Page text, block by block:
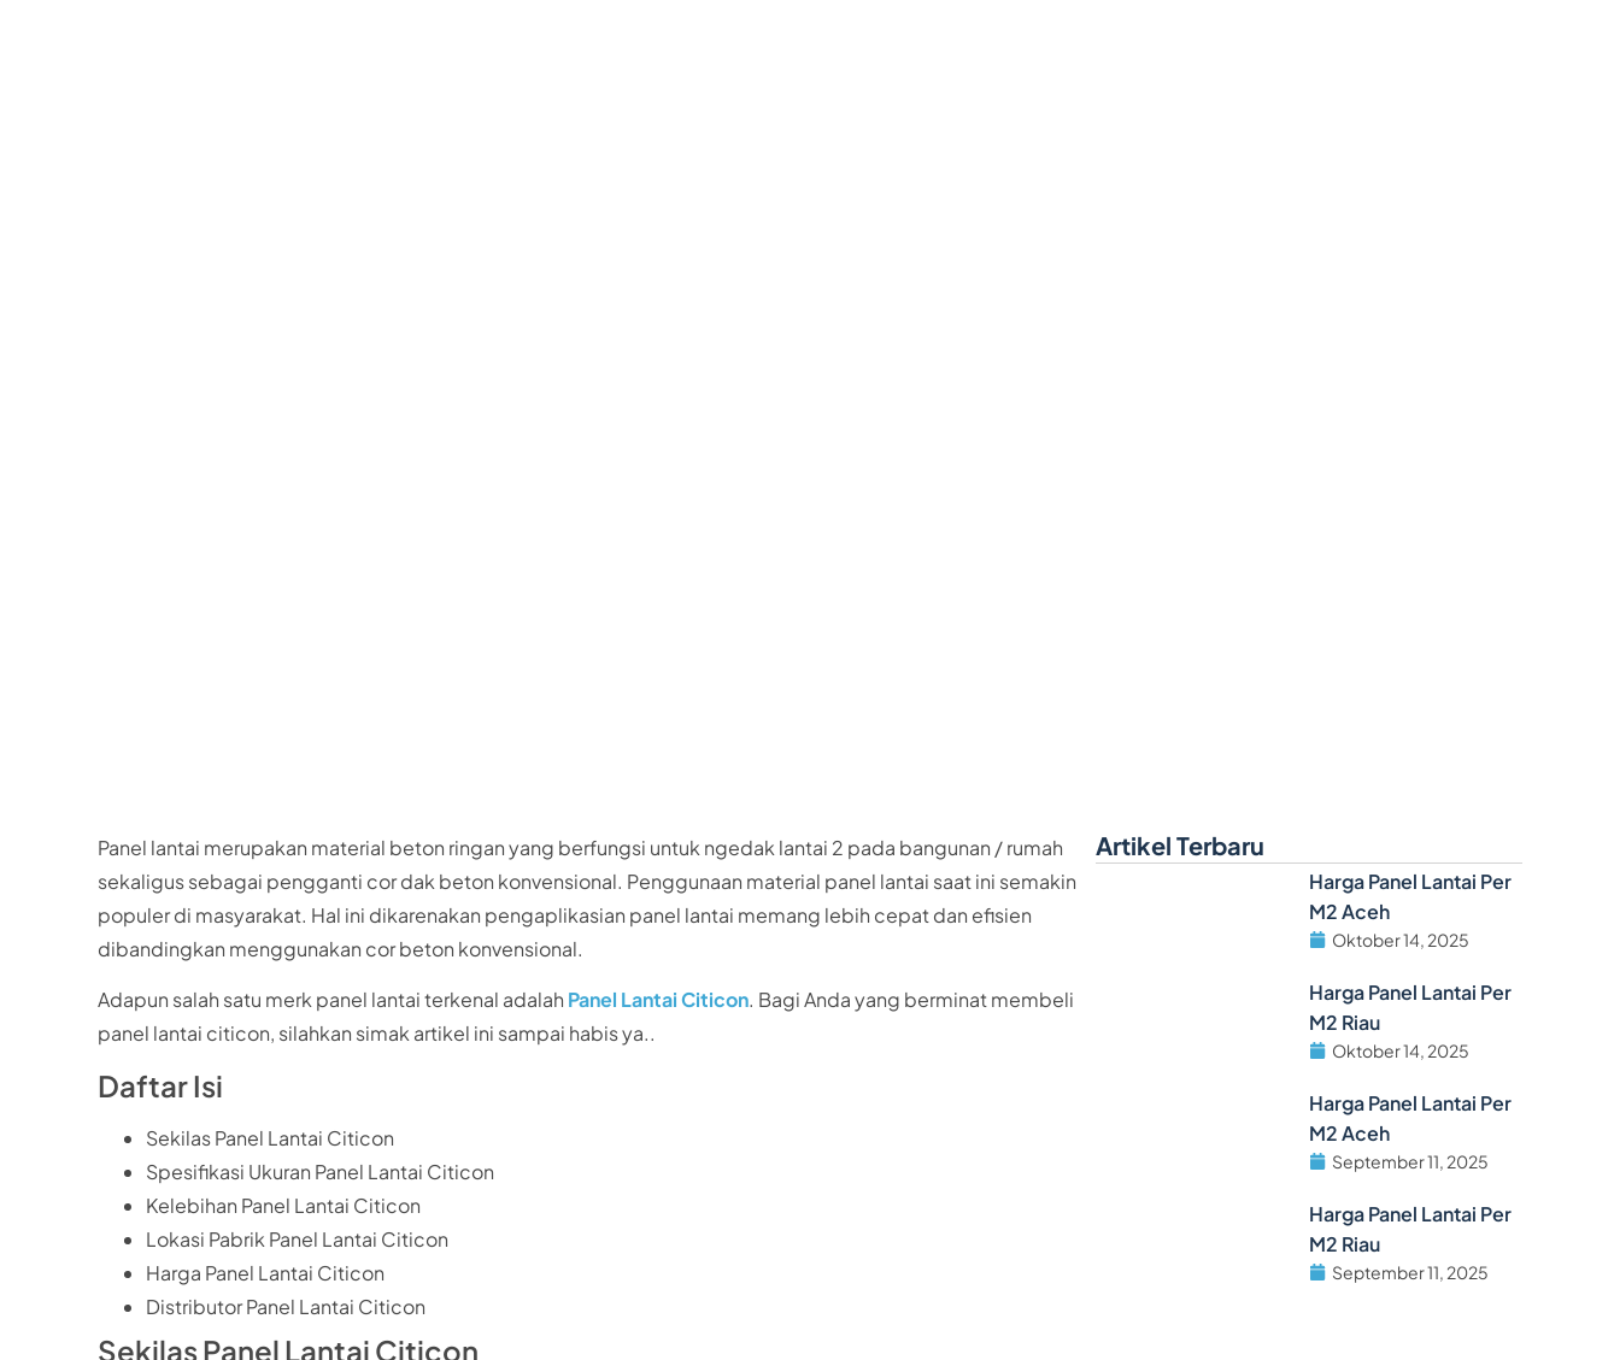
Panel lantai merupakan material beton ringan yang berfungsi untuk ngedak lantai 2 pada bangunan / rumah
sekaligus sebagai pengganti cor dak beton konvensional. Penggunaan material panel lantai saat ini semakin
populer di masyarakat. Hal ini dikarenakan pengaplikasian panel lantai memang lebih cepat dan efisien
dibandingkan menggunakan cor beton konvensional.
Adapun salah satu merk panel lantai terkenal adalah Panel Lantai Citicon. Bagi Anda yang berminat membeli
panel lantai citicon, silahkan simak artikel ini sampai habis ya..
Daftar Isi
Sekilas Panel Lantai Citicon
Spesifikasi Ukuran Panel Lantai Citicon
Kelebihan Panel Lantai Citicon
Lokasi Pabrik Panel Lantai Citicon
Harga Panel Lantai Citicon
Distributor Panel Lantai Citicon
Sekilas Panel Lantai Citicon
Artikel Terbaru
Harga Panel Lantai Per
M2 Aceh
Oktober 14, 2025
Harga Panel Lantai Per
M2 Riau
Oktober 14, 2025
Harga Panel Lantai Per
M2 Aceh
September 11, 2025
Harga Panel Lantai Per
M2 Riau
September 11, 2025